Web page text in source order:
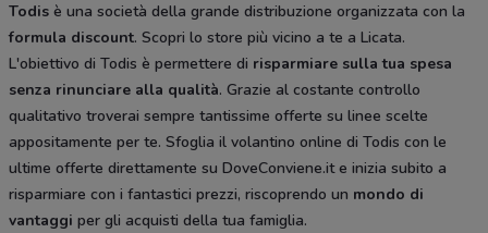
Todis è una società della grande distribuzione organizzata con la
formula discount. Scopri lo store più vicino a te a Licata.
L'obiettivo di Todis è permettere di risparmiare sulla tua spesa
senza rinunciare alla qualità. Grazie al costante controllo
qualitativo troverai sempre tantissime offerte su linee scelte
appositamente per te. Sfoglia il volantino online di Todis con le
ultime offerte direttamente su DoveConviene.it e inizia subito a
risparmiare con i fantastici prezzi, riscoprendo un mondo di
vantaggi per gli acquisti della tua famiglia.